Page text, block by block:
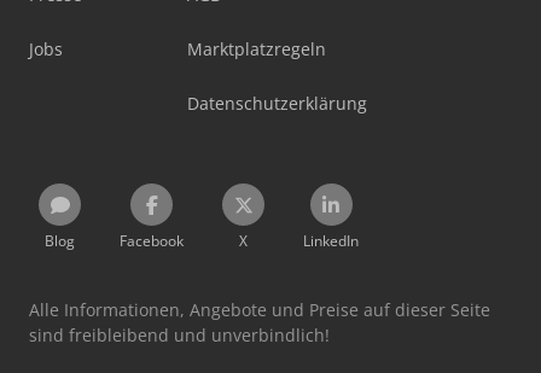
Jobs Marktplatzregeln
Datenschutzerklärung
Blog Facebook X LinkedIn
Alle Informationen, Angebote und Preise auf dieser Seite
sind freibleibend und unverbindlich!